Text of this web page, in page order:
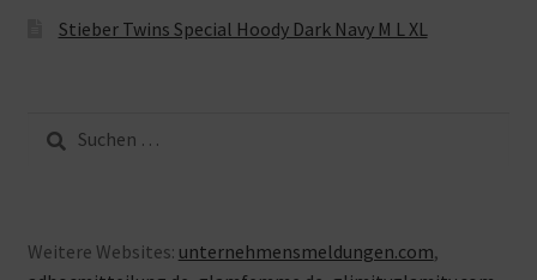
Stieber Twins Special Hoody Dark Navy M L XL
nach:
Weitere Websites: unternehmensmeldungen.com,